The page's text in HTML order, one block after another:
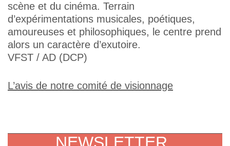
scène et du cinéma. Terrain
d’expérimentations musicales, poétiques,
amoureuses et philosophiques, le centre prend
alors un caractère d’exutoire.
VFST / AD (DCP)
L’avis de notre comité de visionnage